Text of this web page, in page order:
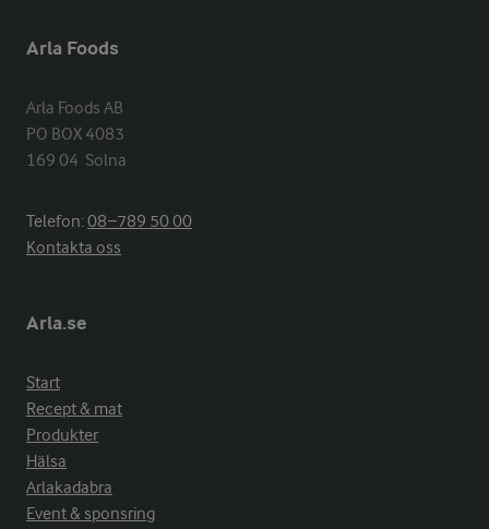
Arla Foods
Arla Foods AB
PO BOX 4083
169 04  Solna
Telefon:08−789 50 00
Kontakta oss
Arla.se
Start
Recept & mat
Produkter
Hälsa
Arlakadabra
Event & sponsring